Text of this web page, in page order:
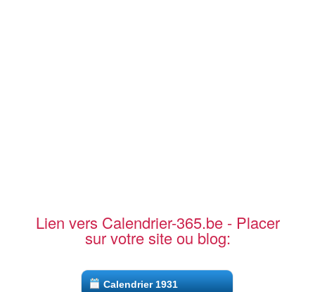
Lien vers Calendrier-365.be - Placer
sur votre site ou blog:
Calendrier 1931